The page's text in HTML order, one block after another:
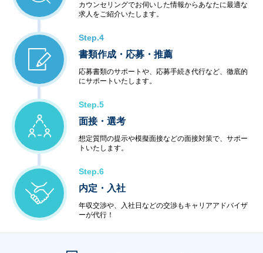
カウンセリングでお伺いした情報からあなたに最適な
求人をご紹介いたします。
Step.4
書類作成・応募・推薦
応募書類のサポートや、応募手続き代行など、徹底的
にサポートいたします。
Step.5
面接・選考
想定質問の提示や模擬面接などの面接対策で、サポー
トいたします。
Step.6
内定・入社
年収交渉や、入社日などの交渉もキャリアアドバイザ
ーが代行！